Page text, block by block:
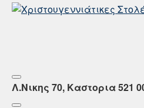
Λ.Νικης 70, Καστορια 521